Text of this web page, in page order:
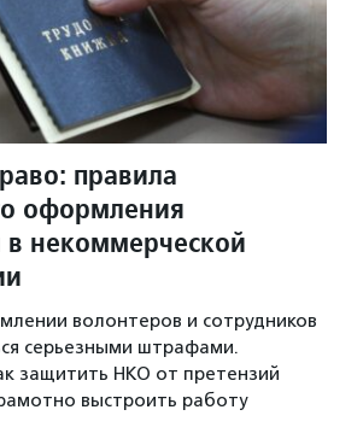
правила
оформления
некоммерческой
волонтеров и сотрудников
серьезными штрафами.
защитить НКО от претензий
выстроить работу